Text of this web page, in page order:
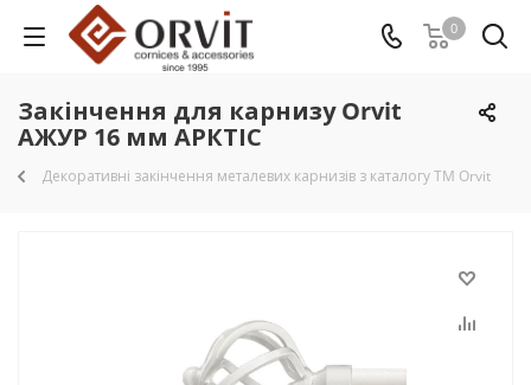
0
Закінчення для карнизу Orvit
АЖУР 16 мм АРКТІС
Декоративні закінчення металевих карнизів з каталогу TM Orvit